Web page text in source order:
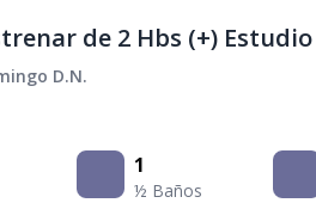
de 2 Hbs (+)
D.N.
1
½ Baños